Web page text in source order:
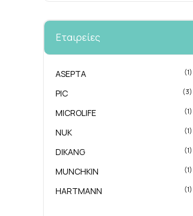
Εταιρείες
ASEPTA (1)
PIC (3)
MICROLIFE (1)
NUK (1)
DIKANG (1)
MUNCHKIN (1)
HARTMANN (1)